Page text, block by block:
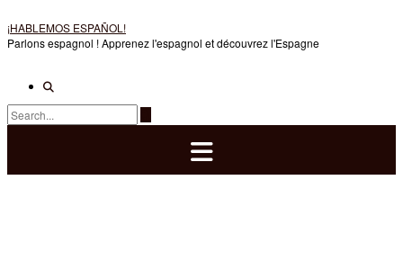
¡HABLEMOS ESPAÑOL!
Parlons espagnol ! Apprenez l'espagnol et découvrez l'Espagne